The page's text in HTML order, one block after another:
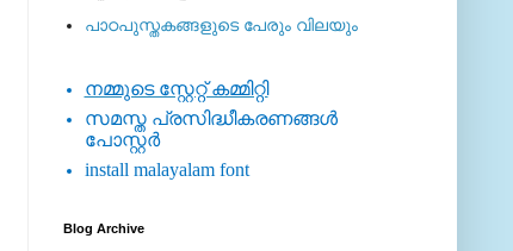
പാഠപുസ്തകങ്ങളുടെ പേരും വിലയും
നമ്മുടെ സ്റ്റേറ്റ് കമ്മിറ്റി
സമസ്ത പ്രസിദ്ധീകരണങ്ങള്‍
പോസ്റ്റര്‍
install malayalam font
Blog Archive